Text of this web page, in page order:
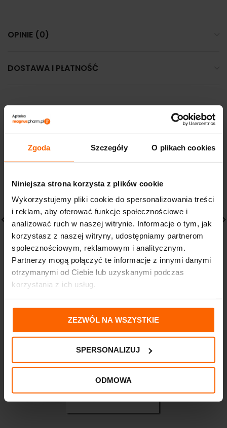
Zgoda Szczegóły O plikach cookies
Niniejsza strona korzysta z plików cookie
Wykorzystujemy pliki cookie do spersonalizowania treści
i reklam, aby oferować funkcje społecznościowe i
analizować ruch w naszej witrynie. Informacje o tym, jak
korzystasz z naszej witryny, udostępniamy partnerom
społecznościowym, reklamowym i analitycznym.
Partnerzy mogą połączyć te informacje z innymi danymi
otrzymanymi od Ciebie lub uzyskanymi podczas
korzystania z ich usług.
ZEZWÓL NA WSZYSTKIE
SPERSONALIZUJ
ODMOWA
OPINIE (0)
DOSTAWA I PŁATNOŚĆ
PODOBNE PRODUKTY
BIELENDA Bikini Ice Cold
mgiełka chłodząca po
opalaniu 150ml
18,13zł
PHARMACERIS S
BEZPIECZNY KREM DLA
DZIECI SPF50 50M
61,24zł